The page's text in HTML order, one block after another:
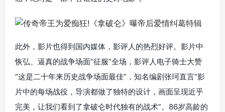
此外，影片也得到国内媒体，影评人的热烈好评。影片中
恢弘、逼真的战争场面“征服”全场，影评人电子骑士大赞
“这是二十年来历史战争场面最佳”，知名编剧张珂直言“影
片中的每场战役，导演都做了独特的设计，画面呈现近乎
完美，让我们看到了拿破仑时代独有的战术”。86岁高龄的